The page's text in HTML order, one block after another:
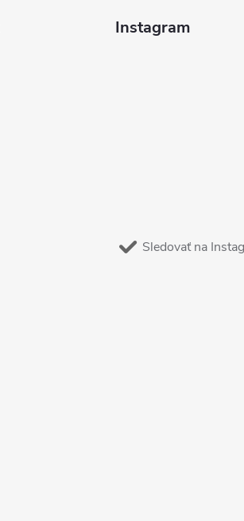
Instagram
Sledovať na